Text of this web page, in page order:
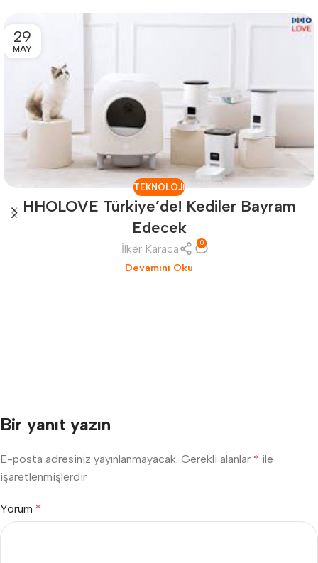
29
MAY
TEKNOLOJI
HHOLOVE Türkiye’de! Kediler Bayram
Edecek
İlker Karaca 0
Devamını Oku
Bir yanıt yazın
E-posta adresiniz yayınlanmayacak. Gerekli alanlar * ile
işaretlenmişlerdir
Yorum *